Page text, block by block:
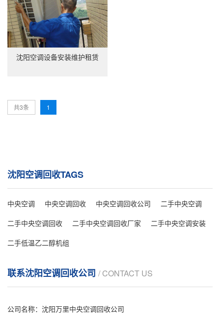
沈阳空调设备安装维护租赁
共3条 1
沈阳空调回收TAGS
中央空调 中央空调回收 中央空调回收公司
二手中央空调
二手中央空调回收
二手中央空调回收厂家
二手中央空调安装
二手低温乙二醇机组
联系沈阳空调回收公司 / CONTACT US
公司名称：沈阳万里中央空调回收公司